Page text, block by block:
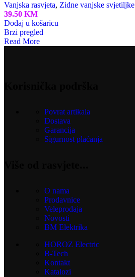
Vanjska rasvjeta, Zidne vanjske svjetiljke
39.50 KM
Dodaj u košaricu
Brzi pregled
Read More
Povrat artikala
Dostava
Garancija
Sigurnost plaćanja
O nama
Prodavnice
Veleprodaja
Novosti
BM Elektrika
HOROZ Electric
B-Tech
Kontakt
Katalozi